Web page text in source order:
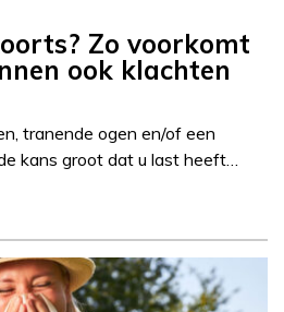
Zo voorkomt
ook klachten
tranende ogen en/of een
kans groot dat u last heeft…